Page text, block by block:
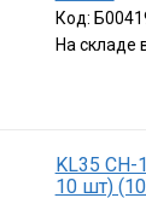
Код:
На складе
KL35 CН-
10 шт)